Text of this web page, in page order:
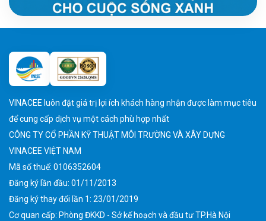
VINACEE luôn đặt giá trị lợi ích khách hàng nhận được làm mục tiêu
để cung cấp dịch vụ một cách phù hợp nhất
CÔNG TY CỔ PHẦN KỸ THUẬT MÔI TRƯỜNG VÀ XÂY DỰNG
VINACEE VIỆT NAM
Mã số thuế: 0106352604
Đăng ký lần đầu: 01/11/2013
Đăng ký thay đổi lần 1: 23/01/2019
Cơ quan cấp: Phòng ĐKKD - Sở kế hoạch và đầu tư TP.Hà Nội